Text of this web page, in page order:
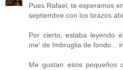
Pues Rafael, te esperamos
septiembre con los brazos
Por cierto, estaba leyendo
me' de Imbruglia de fondo...
Me gustan esos pequeños